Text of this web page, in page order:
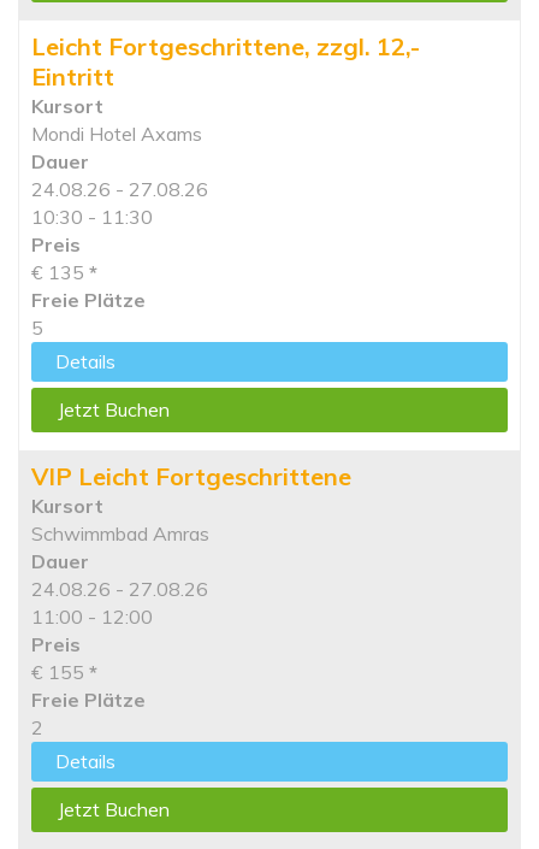
Leicht Fortgeschrittene, zzgl. 12,-
Eintritt
Kursort
Mondi Hotel Axams
Dauer
24.08.26 - 27.08.26
10:30 - 11:30
Preis
€ 135 *
Freie Plätze
5
Details
Jetzt Buchen
VIP Leicht Fortgeschrittene
Kursort
Schwimmbad Amras
Dauer
24.08.26 - 27.08.26
11:00 - 12:00
Preis
€ 155 *
Freie Plätze
2
Details
Jetzt Buchen